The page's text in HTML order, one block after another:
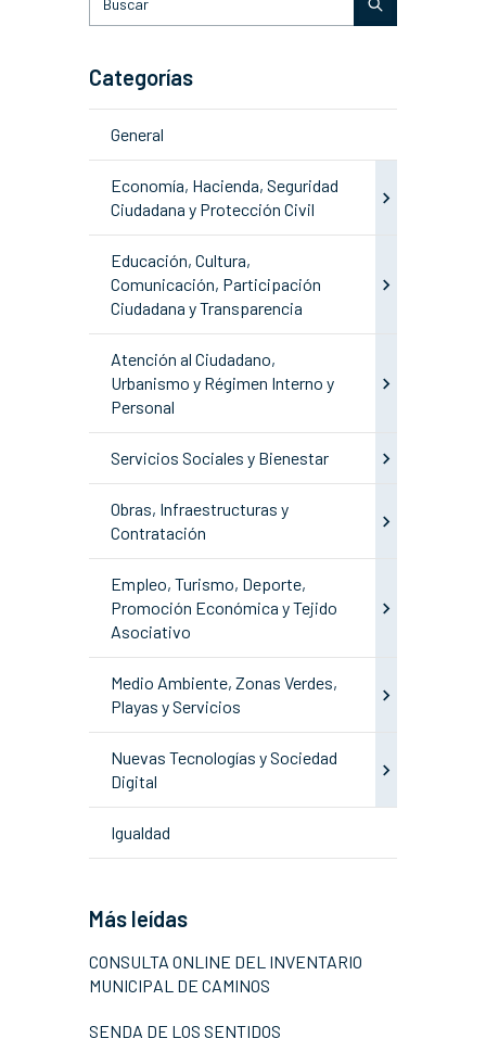
Categorías
General
Economía, Hacienda, Seguridad
Ciudadana y Protección Civil
Educación, Cultura,
Comunicación, Participación
Ciudadana y Transparencia
Atención al Ciudadano,
Urbanismo y Régimen Interno y
Personal
Servicios Sociales y Bienestar
Obras, Infraestructuras y
Contratación
Empleo, Turismo, Deporte,
Promoción Económica y Tejido
Asociativo
Medio Ambiente, Zonas Verdes,
Playas y Servicios
Nuevas Tecnologías y Sociedad
Digital
Igualdad
Más leídas
CONSULTA ONLINE DEL INVENTARIO
MUNICIPAL DE CAMINOS
SENDA DE LOS SENTIDOS